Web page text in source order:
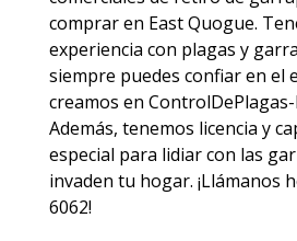
comprar en East Quogue.
experiencia con plagas y
siempre puedes confiar en el
creamos en
Además, tenemos licencia y
especial para lidiar con las
invaden tu hogar. ¡Llámanos
6062!